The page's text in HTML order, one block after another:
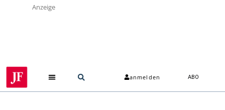
Anzeige
anmelden ABO